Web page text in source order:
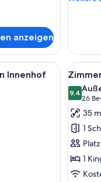
anzeigen
Bett
und
View)
Zimmersafe,
Innenhof
Alle
Fotos
für
1 King-
Bett
und
(No
4
9,49,4 von
26
(26
35
1
1